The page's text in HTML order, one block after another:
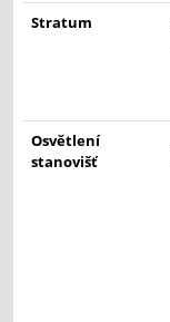
Stratum
Osvětlení
stanovišť